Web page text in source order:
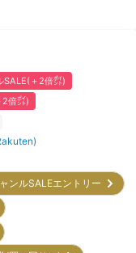
SALE(＋2倍㌽)
2倍㌽)
ンルSALEエントリー